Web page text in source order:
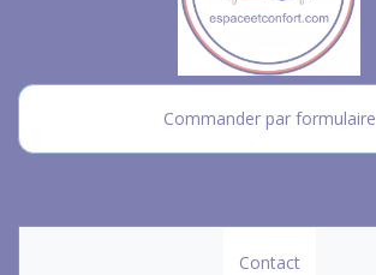
Commander par formulaire
Contact